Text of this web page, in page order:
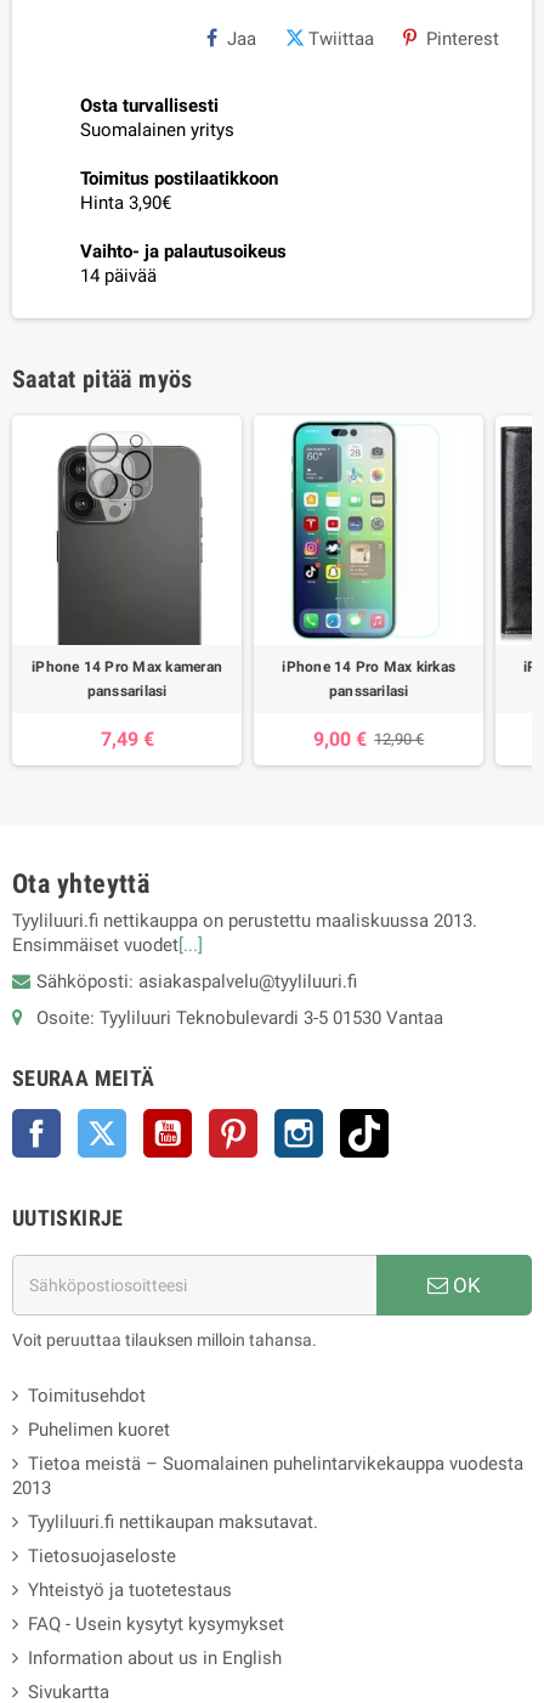
Jaa Twiittaa Pinterest
Osta turvallisesti
Suomalainen yritys
Toimitus postilaatikkoon
Hinta 3,90€
Vaihto- ja palautusoikeus
14 päivää
Saatat pitää myös
iPhone 14 Pro Max kameran
panssarilasi
7,49 €
iPhone 14 Pro Max kirkas
panssarilasi
9,00 € 12,90 €
Ota yhteyttä
Tyyliluuri.fi nettikauppa on perustettu maaliskuussa 2013.
Ensimmäiset vuodet[...]
Sähköposti: asiakaspalvelu@tyyliluuri.fi
Osoite: Tyyliluuri Teknobulevardi 3-5 01530 Vantaa
SEURAA MEITÄ
Facebook Twitter YouTube Pinterest Instagram
UUTISKIRJE
OK
Voit peruuttaa tilauksen milloin tahansa.
Toimitusehdot
Puhelimen kuoret
Tietoa meistä – Suomalainen puhelintarvikekauppa vuodesta
2013
Tyyliluuri.fi nettikaupan maksutavat.
Tietosuojaseloste
Yhteistyö ja tuotetestaus
FAQ - Usein kysytyt kysymykset
Information about us in English
Sivukartta